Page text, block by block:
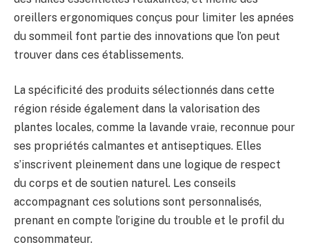
oreillers ergonomiques conçus pour limiter les apnées
du sommeil font partie des innovations que l’on peut
trouver dans ces établissements.
La spécificité des produits sélectionnés dans cette
région réside également dans la valorisation des
plantes locales, comme la lavande vraie, reconnue pour
ses propriétés calmantes et antiseptiques. Elles
s’inscrivent pleinement dans une logique de respect
du corps et de soutien naturel. Les conseils
accompagnant ces solutions sont personnalisés,
prenant en compte l’origine du trouble et le profil du
consommateur.